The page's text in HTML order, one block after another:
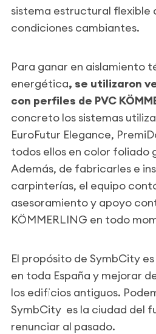
sistema estructural flexible
condiciones cambiantes.
Para ganar en aislamiento
energética, se utilizaron
con perfiles de PVC
concreto los sistemas
EuroFutur Elegance,
todos ellos en color foliado
Además, de fabricarles e
carpinterías, el equipo
asesoramiento y apoyo
KÖMMERLING en todo
El propósito de SymbCity
en toda España y mejorar
los edificios antiguos.
SymbCity es la ciudad del
renunciar al pasado.